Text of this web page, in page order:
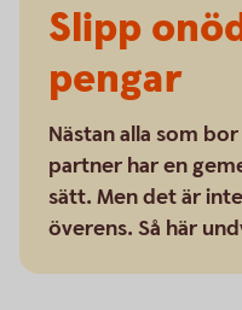
Slipp
pengar
Nästan alla som
partner har en
sätt. Men det är
överens. Så här